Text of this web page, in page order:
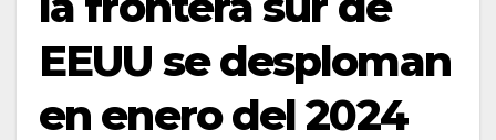
EEUU se desploman
en enero del 2024